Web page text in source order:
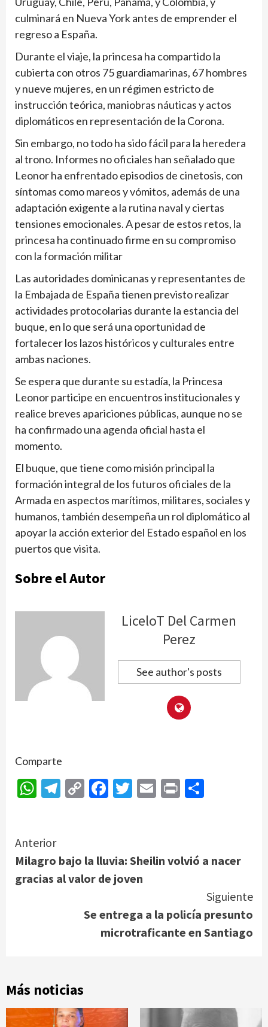
culminará en Nueva York antes de emprender el
regreso a España.
Durante el viaje, la princesa ha compartido la
cubierta con otros 75 guardiamarinas, 67 hombres
y nueve mujeres, en un régimen estricto de
instrucción teórica, maniobras náuticas y actos
diplomáticos en representación de la Corona.
Sin embargo, no todo ha sido fácil para la heredera
al trono. Informes no oficiales han señalado que
Leonor ha enfrentado episodios de cinetosis, con
síntomas como mareos y vómitos, además de una
adaptación exigente a la rutina naval y ciertas
tensiones emocionales. A pesar de estos retos, la
princesa ha continuado firme en su compromiso
con la formación militar
Las autoridades dominicanas y representantes de
la Embajada de España tienen previsto realizar
actividades protocolarias durante la estancia del
buque, en lo que será una oportunidad de
fortalecer los lazos históricos y culturales entre
ambas naciones.
Se espera que durante su estadía, la Princesa
Leonor participe en encuentros institucionales y
realice breves apariciones públicas, aunque no se
ha confirmado una agenda oficial hasta el
momento.
El buque, que tiene como misión principal la
formación integral de los futuros oficiales de la
Armada en aspectos marítimos, militares, sociales y
humanos, también desempeña un rol diplomático al
apoyar la acción exterior del Estado español en los
puertos que visita.
Sobre el Autor
LiceloT Del Carmen
Perez
See author's posts
Comparte
WhatsApp
Telegram
CopyFacebook
Twitter
Email
Print
Continue
Reading
Anterior
Milagro bajo la lluvia: Sheilin volvió a nacer
gracias al valor de joven
Siguiente
Se entrega a la policía presunto
microtraficante en Santiago
Más noticias